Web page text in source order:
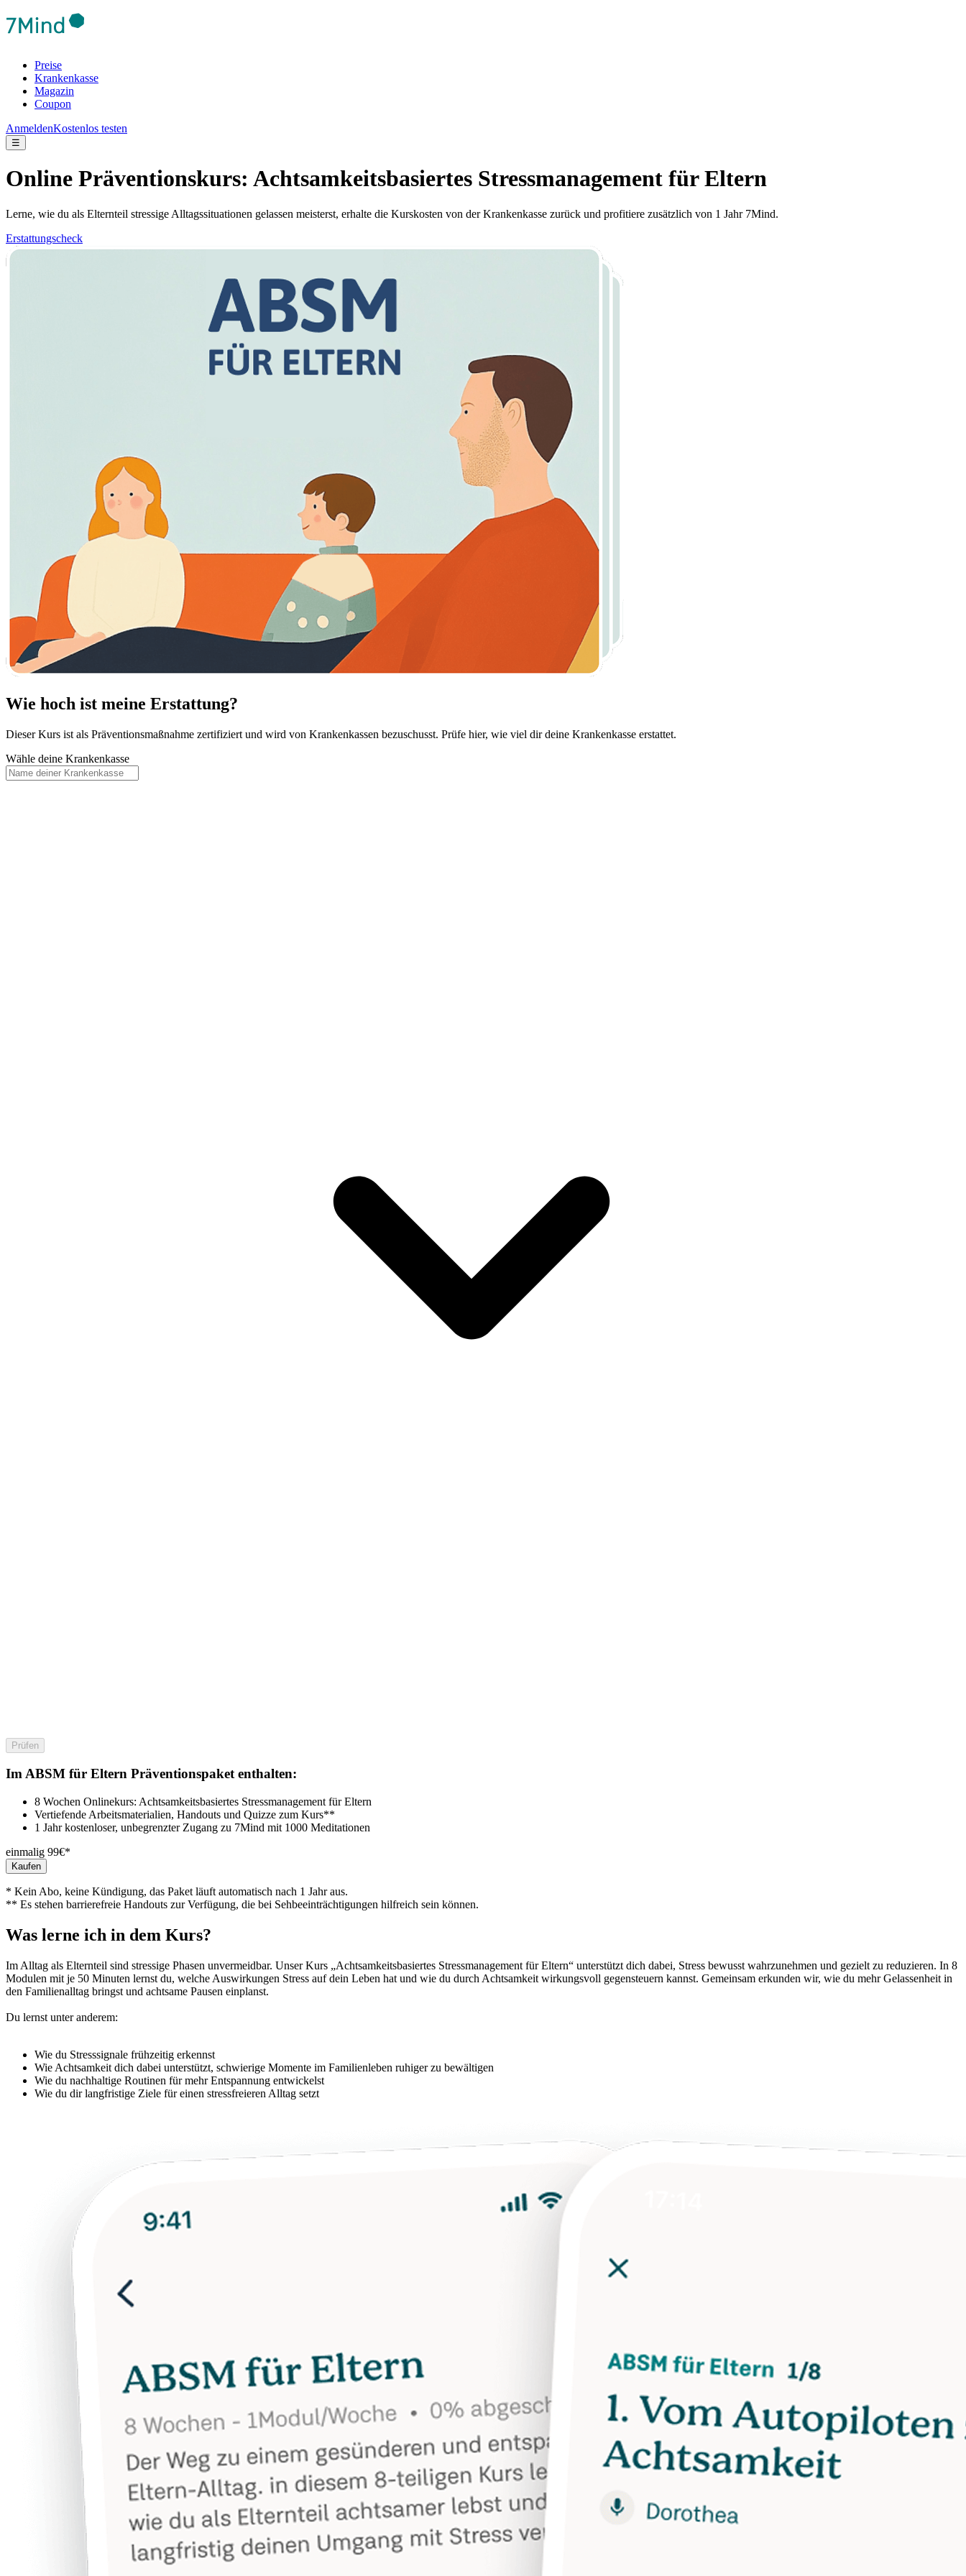
Preise
Krankenkasse
Magazin
Coupon
AnmeldenKostenlos testen
☰
Online Präventionskurs: Achtsamkeitsbasiertes Stressmanagement für Eltern
Lerne, wie du als Elternteil stressige Alltagssituationen gelassen meisterst, erhalte die Kurskosten von der Krankenkasse zurück und profitiere zusätzlich von 1 Jahr 7Mind.
Erstattungscheck
Wie hoch ist meine Erstattung?
Dieser Kurs ist als Präventionsmaßnahme zertifiziert und wird von Krankenkassen bezuschusst. Prüfe hier, wie viel dir deine Krankenkasse erstattet.
Wähle deine Krankenkasse
Prüfen
Im ABSM für Eltern Präventionspaket enthalten:
8 Wochen Onlinekurs: Achtsamkeitsbasiertes Stressmanagement für Eltern
Vertiefende Arbeitsmaterialien, Handouts und Quizze zum Kurs**
1 Jahr kostenloser, unbegrenzter Zugang zu 7Mind mit 1000 Meditationen
einmalig 99€*
Kaufen
* Kein Abo, keine Kündigung, das Paket läuft automatisch nach 1 Jahr aus.
** Es stehen barrierefreie Handouts zur Verfügung, die bei Sehbeeinträchtigungen hilfreich sein können.
Was lerne ich in dem Kurs?
Im Alltag als Elternteil sind stressige Phasen unvermeidbar. Unser Kurs „Achtsamkeitsbasiertes Stressmanagement für Eltern“ unterstützt dich dabei, Stress bewusst wahrzunehmen und gezielt zu reduzieren. In 8
Modulen mit je 50 Minuten lernst du, welche Auswirkungen Stress auf dein Leben hat und wie du durch Achtsamkeit wirkungsvoll gegensteuern kannst. Gemeinsam erkunden wir, wie du mehr Gelassenheit in
den Familienalltag bringst und achtsame Pausen einplanst.
Du lernst unter anderem:
Wie du Stresssignale frühzeitig erkennst
Wie Achtsamkeit dich dabei unterstützt, schwierige Momente im Familienleben ruhiger zu bewältigen
Wie du nachhaltige Routinen für mehr Entspannung entwickelst
Wie du dir langfristige Ziele für einen stressfreieren Alltag setzt